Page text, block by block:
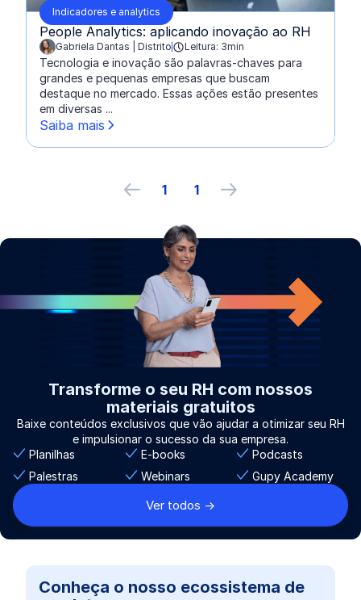
Indicadores e analytics
People Analytics: aplicando inovação ao RH
escrito por:
Gabriela Dantas | Distrito Leitura: 3min
Tecnologia e inovação são palavras-chaves para
grandes e pequenas empresas que buscam
destaque no mercado. Essas ações estão presentes
em diversas ...
Saiba mais
Página anterior
1 1 próxima página
Transforme o seu RH com nossos
materiais gratuitos
Baixe conteúdos exclusivos que vão ajudar a otimizar seu RH
e impulsionar o sucesso da sua empresa.
Planilhas
E-books
Podcasts
Palestras
Webinars Gupy Academy
Ver todos ->
Conheça o nosso ecossistema de